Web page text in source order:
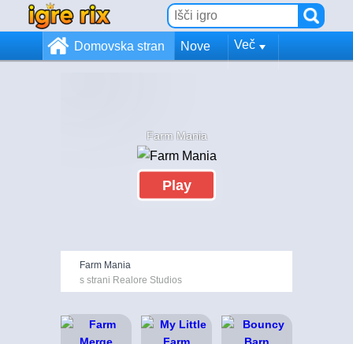
Domovska stran Nove Več
Farm Mania
Play
Farm Mania
s strani Realore Studios